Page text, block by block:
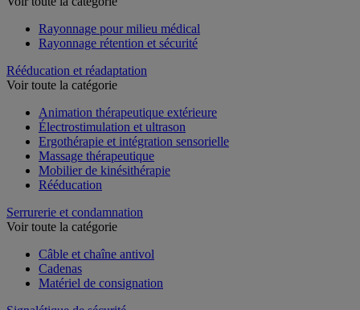
Rayonnage pour milieu médical
Rééducation et réadaptation
Animation thérapeutique extérieure
Électrostimulation et ultrason
Ergothérapie et intégration sensorielle
Massage thérapeutique
Mobilier de kinésithérapie
Serrurerie et condamnation
Câble et chaîne antivol
Cadenas